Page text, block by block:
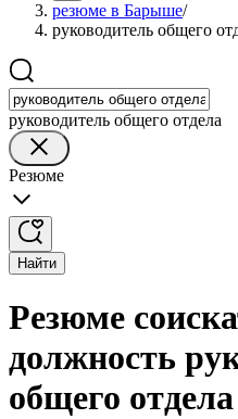
резюме в Барыше/
руководитель общего
руководитель общего отдела
Резюме
Найти
Резюме
должность
общего